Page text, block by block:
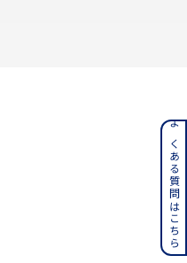
よくある質問はこちら